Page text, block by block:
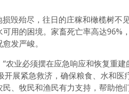
毁殆尽，往日的庄稼和橄榄树
用的困境。家畜死亡率高达96%
发严峻。
农业必须摆在应急响应和恢复重
开展紧急救济，确保粮食、水和
、牧民和渔民有力支持，帮助